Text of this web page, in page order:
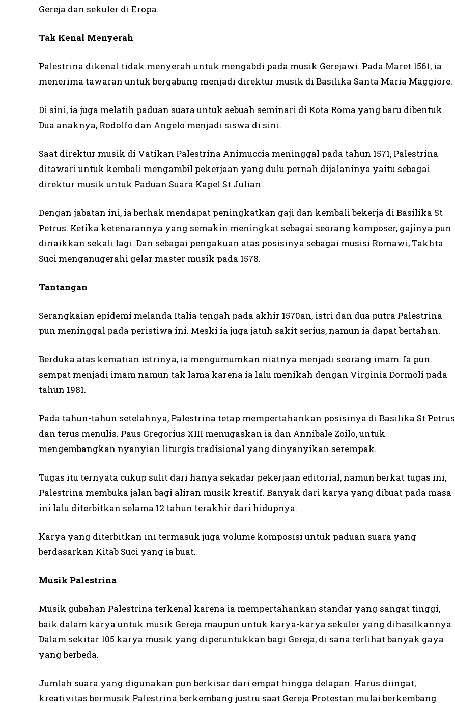
Gereja dan sekuler di Eropa.
Tak Kenal Menyerah
Palestrina dikenal tidak menyerah untuk mengabdi pada musik Gerejawi. Pada Maret 1561, ia
menerima tawaran untuk bergabung menjadi direktur musik di Basilika Santa Maria Maggiore.
Di sini, ia juga melatih paduan suara untuk sebuah seminari di Kota Roma yang baru dibentuk.
Dua anaknya, Rodolfo dan Angelo menjadi siswa di sini.
Saat direktur musik di Vatikan Palestrina Animuccia meninggal pada tahun 1571, Palestrina
ditawari untuk kembali mengambil pekerjaan yang dulu pernah dijalaninya yaitu sebagai
direktur musik untuk Paduan Suara Kapel St Julian.
Dengan jabatan ini, ia berhak mendapat peningkatkan gaji dan kembali bekerja di Basilika St
Petrus. Ketika ketenarannya yang semakin meningkat sebagai seorang komposer, gajinya pun
dinaikkan sekali lagi. Dan sebagai pengakuan atas posisinya sebagai musisi Romawi, Takhta
Suci menganugerahi gelar master musik pada 1578.
Tantangan
Serangkaian epidemi melanda Italia tengah pada akhir 1570­an, istri dan dua putra Palestrina
pun meninggal pada peristiwa ini. Meski ia juga jatuh sakit serius, namun ia dapat bertahan.
Berduka atas kematian istrinya, ia mengumumkan niatnya menjadi seorang imam. Ia pun
sempat menjadi imam namun tak lama karena ia lalu menikah dengan Virginia Dormoli pada
tahun 1981.
Pada tahun-­tahun setelahnya, Palestrina tetap mempertahankan posisinya di Basilika St Petrus
dan terus menulis. Paus Gregorius XIII menugaskan ia dan Annibale Zoilo, untuk
mengembangkan nyanyian liturgis tradisional yang dinyanyikan serempak.
Tugas itu ternyata cukup sulit dari hanya sekadar pekerjaan editorial, namun berkat tugas ini,
Palestrina membuka jalan bagi aliran musik kreatif. Banyak dari karya yang dibuat pada masa
ini lalu diterbitkan selama 12 tahun terakhir dari hidupnya.
Karya yang diterbitkan ini termasuk juga volume komposisi untuk paduan suara yang
berdasarkan Kitab Suci yang ia buat.
Musik Palestrina
Musik gubahan Palestrina terkenal karena ia mempertahankan standar yang sangat tinggi,
baik dalam karya untuk musik Gereja maupun untuk karya-­karya sekuler yang dihasilkannya.
Dalam sekitar 105 karya musik yang diperuntukkan bagi Gereja, di sana terlihat banyak gaya
yang berbeda.
Jumlah suara yang digunakan pun berkisar dari empat hingga delapan. Harus diingat,
kreativitas bermusik Palestrina berkembang justru saat Gereja Protestan mulai berkembang